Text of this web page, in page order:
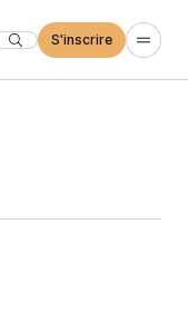
S'inscrire